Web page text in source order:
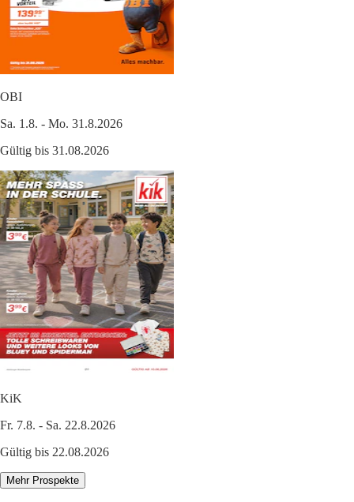
OBI
Sa. 1.8. - Mo. 31.8.2026
Gültig bis 31.08.2026
KiK
Fr. 7.8. - Sa. 22.8.2026
Gültig bis 22.08.2026
Mehr Prospekte